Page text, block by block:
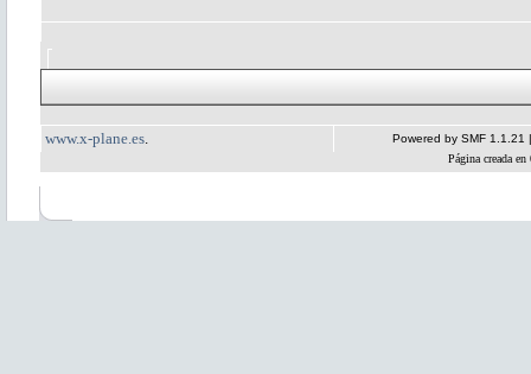
www.x-plane.es Powered by SMF 1.1.21
Página creada